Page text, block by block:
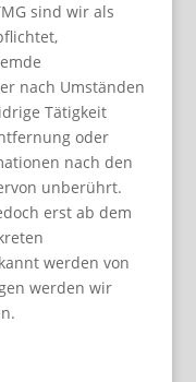
sind wir als
nach Umständen
Tätigkeit
oder
nach den
unberührt.
erst ab dem
werden von
werden wir